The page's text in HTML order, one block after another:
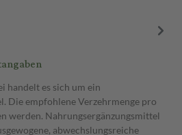
handelt es sich um ein
Die empfohlene Verzehrmenge pro
werden. Nahrungsergänzungsmittel
abwechslungsreiche